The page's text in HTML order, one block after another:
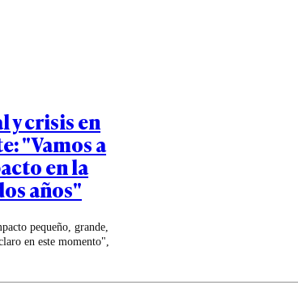
y crisis en
"Vamos a
en la
años"
pequeño, grande,
en este momento",